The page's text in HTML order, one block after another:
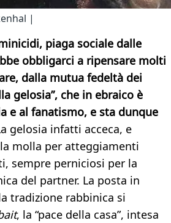
|
piaga sociale dalle
obbligarci a ripensare molti
dalla mutua fedeltà dei
gelosia”, che in ebraico è
e al fanatismo, e sta dunque
gelosia infatti acceca, e
molla per atteggiamenti
sempre perniciosi per la
del partner. La posta in
tradizione rabbinica si
, la “pace della casa”, intesa